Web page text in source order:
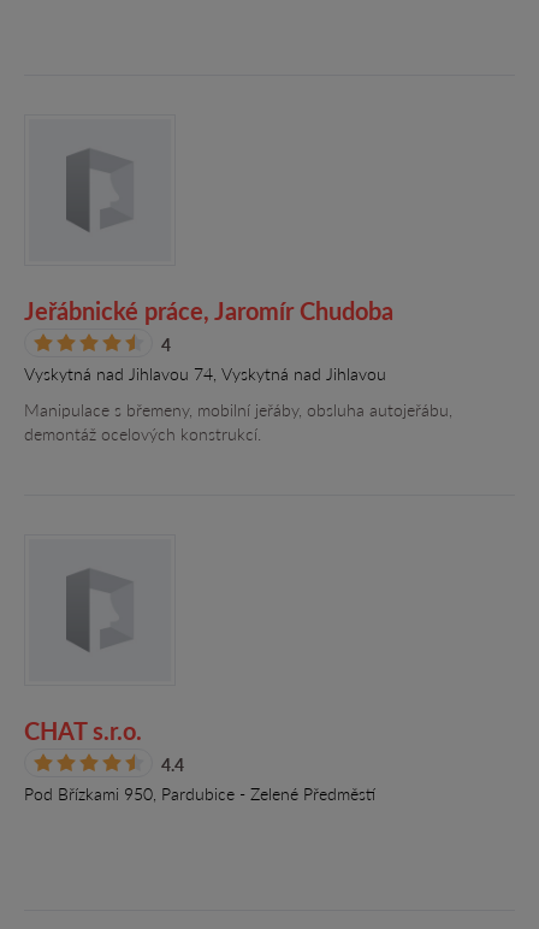
Jeřábnické práce, Jaromír Chudoba
4
Vyskytná nad Jihlavou 74, Vyskytná nad Jihlavou
Manipulace s břemeny, mobilní jeřáby, obsluha autojeřábu,
demontáž ocelových konstrukcí.
CHAT s.r.o.
4.4
Pod Břízkami 950, Pardubice - Zelené Předměstí